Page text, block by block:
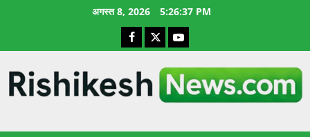
अगस्त 8, 2026 5:26:38 PM
Facebook
X YouTube